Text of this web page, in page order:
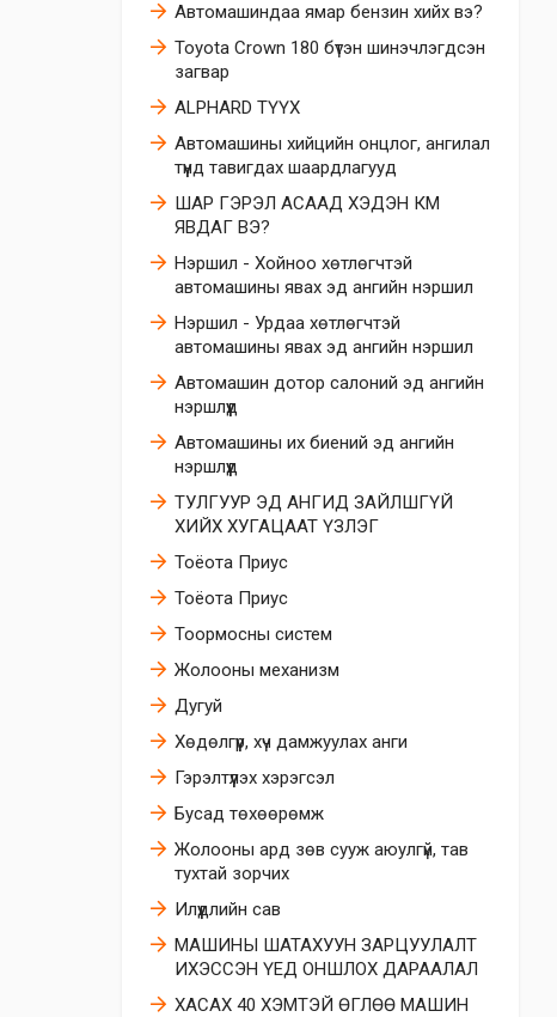
Автомашиндаа ямар бензин хийх вэ?
Toyota Crown 180 бүтэн шинэчлэгдсэн
загвар
ALPHARD ТҮҮХ
Автомашины хийцийн онцлог, ангилал
түүнд тавигдах шаардлагууд
ШАР ГЭРЭЛ АСААД ХЭДЭН КМ
ЯВДАГ ВЭ?
Нэршил - Хойноо хөтлөгчтэй
автомашины явах эд ангийн нэршил
Нэршил - Урдаа хөтлөгчтэй
автомашины явах эд ангийн нэршил
Автомашин дотор салоний эд ангийн
нэршлүүд
Автомашины их биений эд ангийн
нэршлүүд
ТУЛГУУР ЭД АНГИД ЗАЙЛШГҮЙ
ХИЙХ ХУГАЦААТ ҮЗЛЭГ
Тоёота Приус
Тоёота Приус
Тоормосны систем
Жолооны механизм
Дугуй
​Хөдөлгүүр, хүч дамжуулах анги
​Гэрэлтүүлэх хэрэгсэл
Бусад төхөөрөмж
Жолооны ард зөв сууж аюулгүй, тав
тухтай зорчих
Илүүдлийн сав
МАШИНЫ ШАТАХУУН ЗАРЦУУЛАЛТ
ИХЭССЭН ҮЕД ОНШЛОХ ДАРААЛАЛ
ХАСАХ 40 ХЭМТЭЙ ӨГЛӨӨ МАШИН